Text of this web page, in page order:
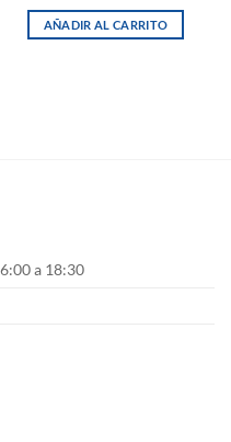
AÑADIR AL CARRITO
a 18:30